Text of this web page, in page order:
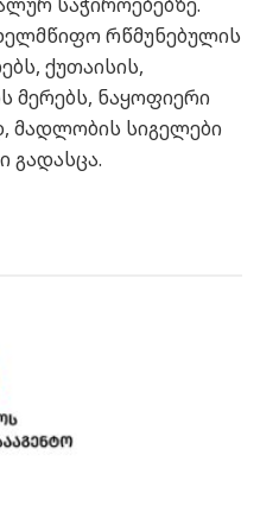
რწმუნებულის
ქუთაისის,
მერებს, ნაყოფიერი
მადლობის სიგელები
გადასცა.